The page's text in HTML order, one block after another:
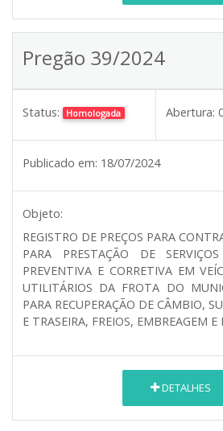
Pregão 39/2024
Status: Homologada Abertura:
Publicado em: 18/07/2024
Objeto:
REGISTRO DE PREÇOS PARA
PARA PRESTAÇÃO DE
PREVENTIVA E CORRETIVA EM
UTILITÁRIOS DA FROTA DO
PARA RECUPERAÇÃO DE CÂMBIO,
E TRASEIRA, FREIOS, EMBREAGEM E
DETALHES